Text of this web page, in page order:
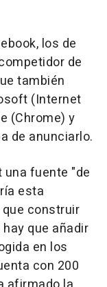
los de
de
también
(Internet
(Chrome) y
de anunciarlo.
una fuente "de
esta
construir
que añadir
en los
con 200